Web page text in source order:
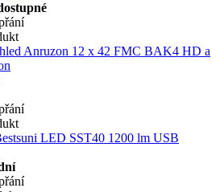
Anruzon 12 x 42 FMC BAK4 HD a